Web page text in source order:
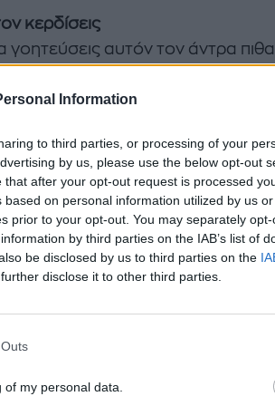
Information
to third parties, or processing of your
by us, please use the below opt-out
after your opt-out request is processed
on personal information utilized by us
prior to your opt-out. You may separately
by third parties on the IAB’s list of
be disclosed by us to third parties on the
disclose it to other third parties.
my personal data.
κερδίσεις
αυτόν τον άντρα
να σε θελήσει ιδιαίτερα αν
χαρά να κυνηγήσουν αυτοί
που θέλει
προσβλητικό όταν ένας
ποιος είναι ο λόγος, απλά